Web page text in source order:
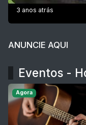
3 anos atrás
ANUNCIE AQUI
Eventos -
Agora